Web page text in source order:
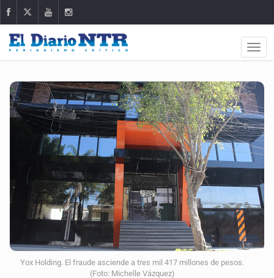
Yox Holding. El fraude asciende a tres mil 417 millones de pesos.
(Foto: Michelle Vázquez)